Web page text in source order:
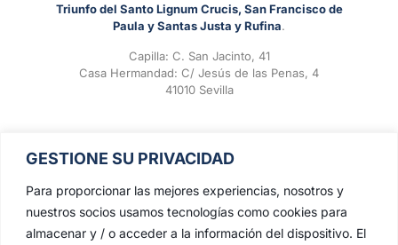
GESTIONE SU PRIVACIDAD
Para proporcionar las mejores experiencias, nosotros y
nuestros socios usamos tecnologías como cookies para
almacenar y / o acceder a la información del dispositivo. El
Triunfo del Santo Lignum Crucis, San Francisco de
Paula y Santas Justa y Rufina.
Capilla: C. San Jacinto, 41
Casa Hermandad: C/ Jesús de las Penas, 4
41010 Sevilla